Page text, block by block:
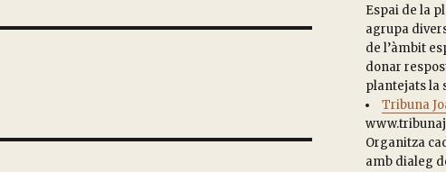
Espai de la
agrupa
de l’àmbit
donar
plantejats la
Tribuna
Organitza
amb dialeg